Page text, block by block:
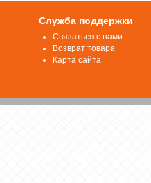
Служба поддержки
Связаться с нами
Возврат товара
Карта сайта